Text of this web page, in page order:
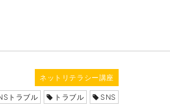
ネットリテラシー講座
トラブル トラブル SNS